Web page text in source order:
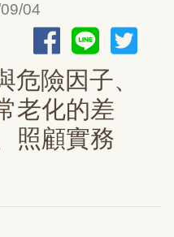
04
危險因子、
老化的差
照顧實務